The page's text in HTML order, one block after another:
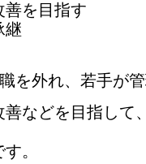
を目指す
継
を外れ、若手が
などを目指して
。